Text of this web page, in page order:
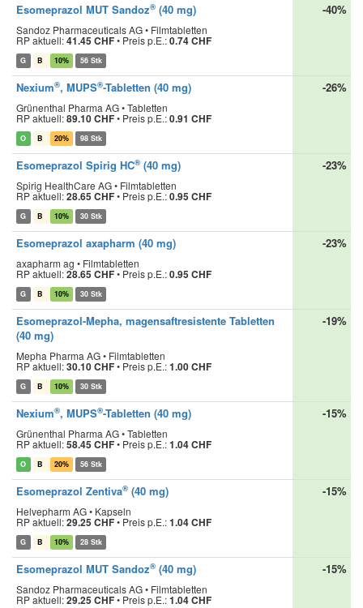
Esomeprazol MUT Sandoz® (40 mg)
Sandoz Pharmaceuticals AG • Filmtabletten
RP aktuell:41.45 CHF• Preis p.E.:0.74 CHF
G B 10% 56 Stk
-40%
Nexium®, MUPS®-Tabletten (40 mg)
Grünenthal Pharma AG • Tabletten
RP aktuell:89.10 CHF• Preis p.E.:0.91 CHF
O B 20% 98 Stk
-26%
Esomeprazol Spirig HC® (40 mg)
Spirig HealthCare AG • Filmtabletten
RP aktuell:28.65 CHF• Preis p.E.:0.95 CHF
G B 10% 30 Stk
-23%
Esomeprazol axapharm (40 mg)
axapharm ag • Filmtabletten
RP aktuell:28.65 CHF• Preis p.E.:0.95 CHF
G B 10% 30 Stk
-23%
Esomeprazol-Mepha, magensaftresistente Tabletten
(40 mg)
Mepha Pharma AG • Filmtabletten
RP aktuell:30.10 CHF• Preis p.E.:1.00 CHF
G B 10% 30 Stk
-19%
Nexium®, MUPS®-Tabletten (40 mg)
Grünenthal Pharma AG • Tabletten
RP aktuell:58.45 CHF• Preis p.E.:1.04 CHF
O B 20% 56 Stk
-15%
Esomeprazol Zentiva® (40 mg)
Helvepharm AG • Kapseln
RP aktuell:29.25 CHF• Preis p.E.:1.04 CHF
G B 10% 28 Stk
-15%
Esomeprazol MUT Sandoz® (40 mg)
Sandoz Pharmaceuticals AG • Filmtabletten
RP aktuell:29.25 CHF• Preis p.E.:1.04 CHF
-15%